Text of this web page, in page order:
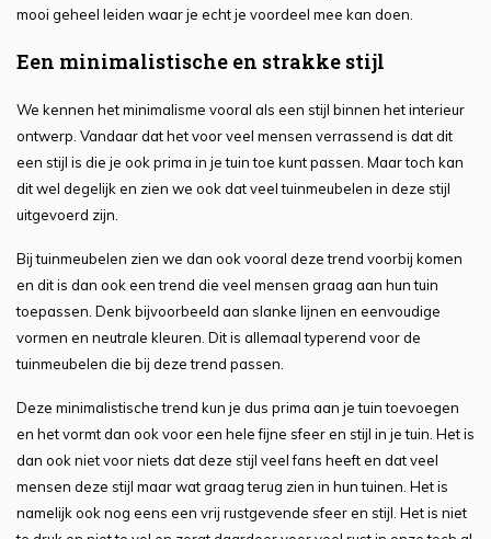
mooi geheel leiden waar je echt je voordeel mee kan doen.
Een minimalistische en strakke stijl
We kennen het minimalisme vooral als een stijl binnen het interieur
ontwerp. Vandaar dat het voor veel mensen verrassend is dat dit
een stijl is die je ook prima in je tuin toe kunt passen. Maar toch kan
dit wel degelijk en zien we ook dat veel tuinmeubelen in deze stijl
uitgevoerd zijn.
Bij tuinmeubelen zien we dan ook vooral deze trend voorbij komen
en dit is dan ook een trend die veel mensen graag aan hun tuin
toepassen. Denk bijvoorbeeld aan slanke lijnen en eenvoudige
vormen en neutrale kleuren. Dit is allemaal typerend voor de
tuinmeubelen die bij deze trend passen.
Deze minimalistische trend kun je dus prima aan je tuin toevoegen
en het vormt dan ook voor een hele fijne sfeer en stijl in je tuin. Het is
dan ook niet voor niets dat deze stijl veel fans heeft en dat veel
mensen deze stijl maar wat graag terug zien in hun tuinen. Het is
namelijk ook nog eens een vrij rustgevende sfeer en stijl. Het is niet